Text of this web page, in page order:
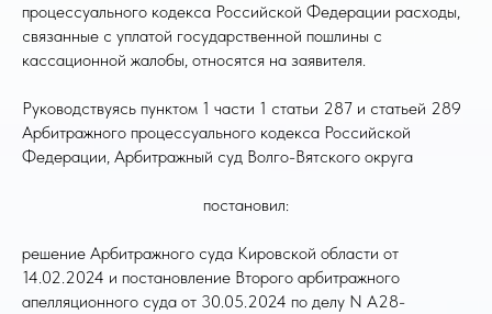
процессуального кодекса Российской Федерации расходы,
связанные с уплатой государственной пошлины с
кассационной жалобы, относятся на заявителя.
Руководствуясь пунктом 1 части 1 статьи 287 и статьей 289
Арбитражного процессуального кодекса Российской
Федерации, Арбитражный суд Волго-Вятского округа
постановил:
решение Арбитражного суда Кировской области от
14.02.2024 и постановление Второго арбитражного
апелляционного суда от 30.05.2024 по делу N А28-